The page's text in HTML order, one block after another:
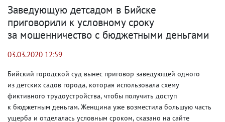
Заведующую детсадом в Бийске
приговорили к условному сроку
за мошенничество с бюджетными деньгами
03.03.2020 12:59
Бийский городской суд вынес приговор заведующей одного
из детских садов города, которая использовала схему
фиктивного трудоустройства, чтобы получить доступ
к бюджетным деньгам. Женщина уже возместила большую часть
ущерба и отделалась условным сроком, сказано на сайте